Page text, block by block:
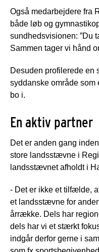
Også medarbejdere fra
både løb og
sundhedsvisionen: ”Du
Sammen tager vi hånd
Desuden profilerede en
syddanske område som
bo i.
En aktiv partner
Det er anden gang
store landsstævne i
landsstævnet afholdt i
- Det er ikke et tilfælde,
et landsstævne for
årrække. Dels har
dels har vi et stærkt
indgår derfor gerne i